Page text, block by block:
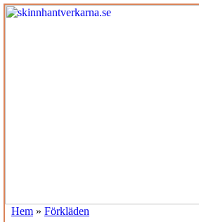
Hem » Förkläden